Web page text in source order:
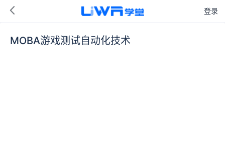
登录
MOBA游戏测试自动化技术